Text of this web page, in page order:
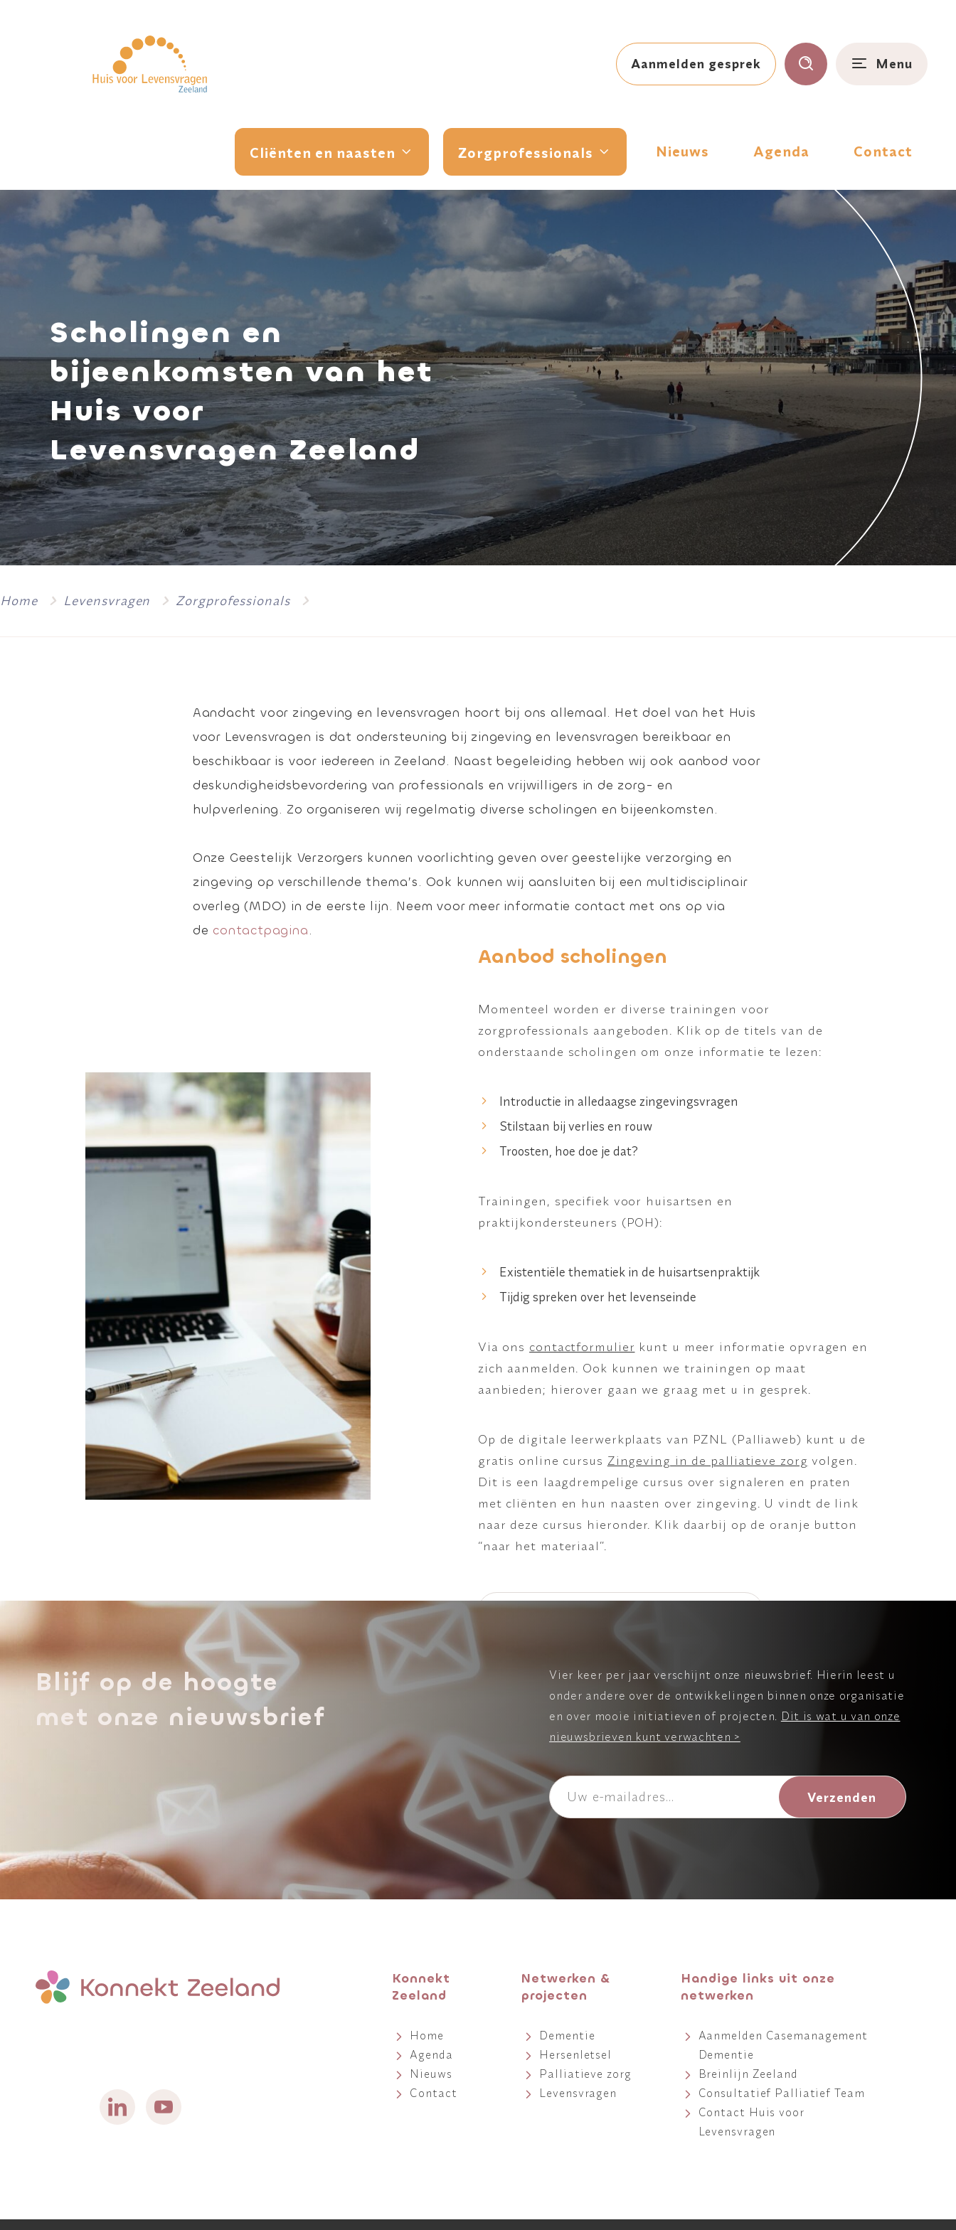
Aanmelden gesprek Menu
Cliënten en naasten Zorgprofessionals Nieuws Agenda Contact
Scholingen en
bijeenkomsten van het
Huis voor
Levensvragen Zeeland
Aandacht voor zingeving en levensvragen hoort bij ons allemaal. Het doel van het Huis
voor Levensvragen is dat ondersteuning bij zingeving en levensvragen bereikbaar en
beschikbaar is voor iedereen in Zeeland. Naast begeleiding hebben wij ook aanbod voor
deskundigheidsbevordering van professionals en vrijwilligers in de zorg- en
hulpverlening. Zo organiseren wij regelmatig diverse scholingen en bijeenkomsten.
Onze Geestelijk Verzorgers kunnen voorlichting geven over geestelijke verzorging en
zingeving op verschillende thema’s. Ook kunnen wij aansluiten bij een multidisciplinair
overleg (MDO) in de eerste lijn. Neem voor meer informatie contact met ons op via
de contactpagina.
Home Levensvragen Zorgprofessionals
Aanbod scholingen
Momenteel worden er diverse trainingen voor
zorgprofessionals aangeboden. Klik op de titels van de
onderstaande scholingen om onze informatie te lezen:
Introductie in alledaagse zingevingsvragen
Stilstaan bij verlies en rouw
Troosten, hoe doe je dat?
Trainingen, specifiek voor huisartsen en
praktijkondersteuners (POH):
Existentiële thematiek in de huisartsenpraktijk
Tijdig spreken over het levenseinde
Via ons contactformulier kunt u meer informatie opvragen en
zich aanmelden. Ook kunnen we trainingen op maat
aanbieden; hierover gaan we graag met u in gesprek.
Op de digitale leerwerkplaats van PZNL (Palliaweb) kunt u de
gratis online cursus Zingeving in de palliatieve zorg volgen.
Dit is een laagdrempelige cursus over signaleren en praten
met cliënten en hun naasten over zingeving. U vindt de link
naar deze cursus hieronder. Klik daarbij op de oranje button
“naar het materiaal”.
Blijf op de hoogte
met onze nieuwsbrief
Vier keer per jaar verschijnt onze nieuwsbrief. Hierin leest u
onder andere over de ontwikkelingen binnen onze organisatie
en over mooie initiatieven of projecten. Dit is wat u van onze
nieuwsbrieven kunt verwachten >
Verzenden
Konnekt
Zeeland
Home
Agenda
Nieuws
Contact
Netwerken &
projecten
Dementie
Hersenletsel
Palliatieve zorg
Levensvragen
Handige links uit onze
netwerken
Aanmelden Casemanagement
Dementie
Breinlijn Zeeland
Consultatief Palliatief Team
Contact Huis voor
Levensvragen